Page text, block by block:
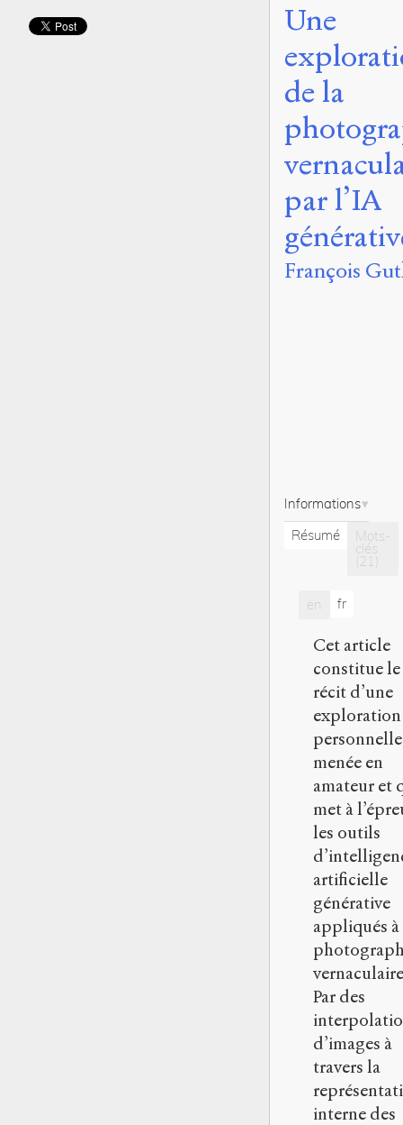
Une
de la
par l’IA
François
Informations
Résumé
Mots-
clés
(21)
en fr
Cet article
constitue le
récit d’une
exploration
menée en
amateur et
met à
les outils
artificielle
générative
appliqués à
Par des
d’images à
travers la
interne des